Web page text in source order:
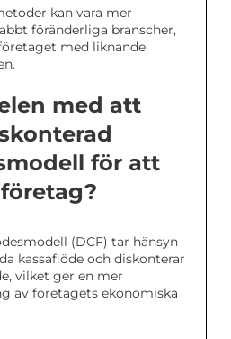
kan vara mer
föränderliga branscher,
med liknande
med att
för att
(DCF) tar hänsyn
kassaflöde och diskonterar
vilket ger en mer
av företagets ekonomiska